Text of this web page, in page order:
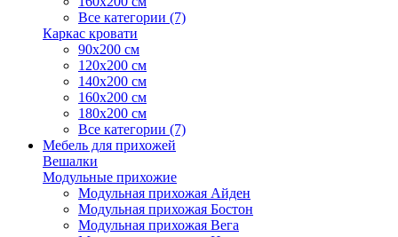
Все категории (7)
Каркас кровати
90х200 см
120х200 см
140х200 см
160х200 см
180х200 см
Все категории (7)
Мебель для прихожей
Вешалки
Модульные прихожие
Модульная прихожая Айден
Модульная прихожая Бостон
Модульная прихожая Вега